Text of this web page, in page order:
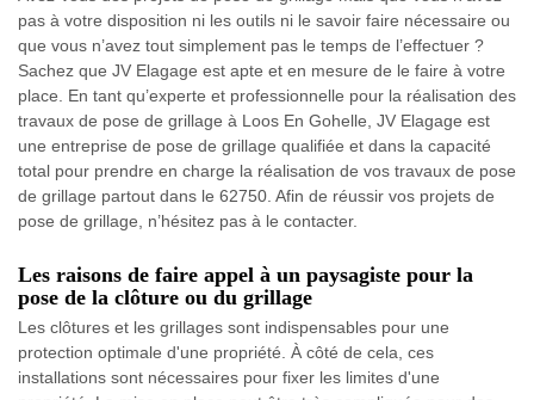
pas à votre disposition ni les outils ni le savoir faire nécessaire ou
que vous n’avez tout simplement pas le temps de l’effectuer ?
Sachez que JV Elagage est apte et en mesure de le faire à votre
place. En tant qu’experte et professionnelle pour la réalisation des
travaux de pose de grillage à Loos En Gohelle, JV Elagage est
une entreprise de pose de grillage qualifiée et dans la capacité
total pour prendre en charge la réalisation de vos travaux de pose
de grillage partout dans le 62750. Afin de réussir vos projets de
pose de grillage, n’hésitez pas à le contacter.
Les raisons de faire appel à un paysagiste pour la
pose de la clôture ou du grillage
Les clôtures et les grillages sont indispensables pour une
protection optimale d'une propriété. À côté de cela, ces
installations sont nécessaires pour fixer les limites d'une